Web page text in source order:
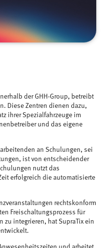
der GHH-Group, betreibt
Diese Zentren dienen dazu,
ihrer Spezialfahrzeuge im
und das eigene
an Schulungen, sei
ist von entscheidender
nutzt das
erfolgreich die automatisierte
rechtskonform
Freischaltungsprozess für
zu integrieren, hat SupraTix ein